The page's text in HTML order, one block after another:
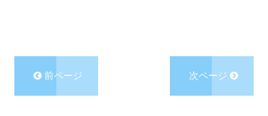
前ページ 次ページ